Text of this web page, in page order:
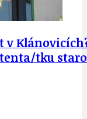
v
tku